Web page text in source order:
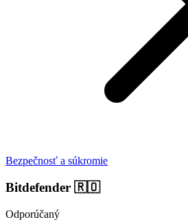
Bezpečnosť a súkromie
Bitdefender 🇷🇴
Odporúčaný